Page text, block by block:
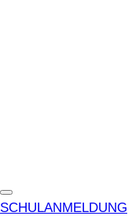
SCHULANMELDUNG